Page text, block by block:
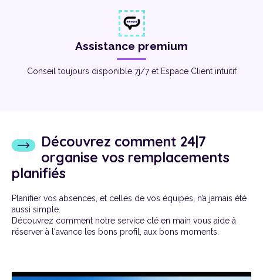
Assistance premium
Conseil toujours disponible 7j/7 et Espace Client intuitif
Découvrez comment 24|7
organise vos remplacements
planifiés
Planifier vos absences, et celles de vos équipes, n’a jamais été
aussi simple.
Découvrez comment notre service clé en main vous aide à
réserver à l'avance les bons profil, aux bons moments.